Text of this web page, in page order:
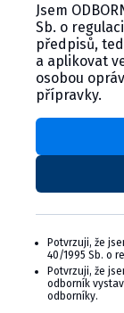
SA
Zapojte sa
Plus a
veterinárnu
Výhody
webové
Jsem
Sb. o
předpisů,
a aplikovat
osobou
přípravky.
Potvrzuji, že
40/1995 Sb. o
Potvrzuji, že
odborník
odborníky.